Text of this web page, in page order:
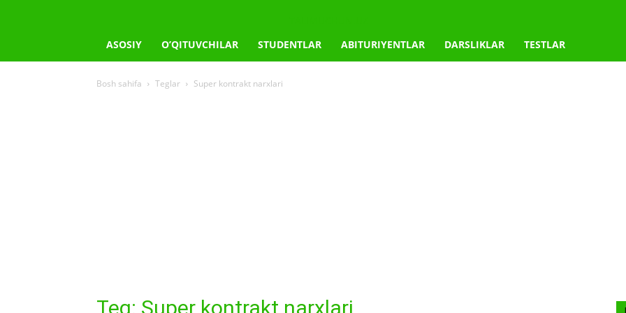
ASOSIY
O’QITUVCHILAR STUDENTLAR ABITURIYENTLAR DARSLIKLAR TESTLAR
Bosh sahifa Teglar Super kontrakt narxlari
Teg: Super kontrakt narxlari